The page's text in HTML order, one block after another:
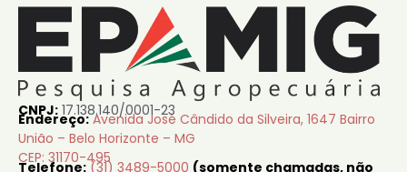
CNPJ: 17.138.140/0001-23
Endereço: Avenida José Cândido da Silveira, 1647 Bairro
União – Belo Horizonte – MG
CEP: 31170-495
Telefone: (31) 3489-5000 (somente chamadas, não